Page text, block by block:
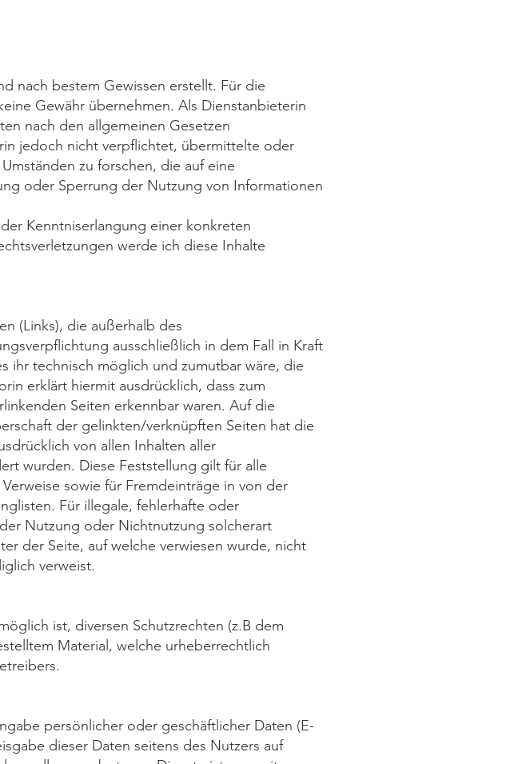
nach bestem Gewissen erstellt. Für die
Gewähr übernehmen. Als Dienstanbieterin
nach den allgemeinen Gesetzen
jedoch nicht verpflichtet, übermittelte oder
zu forschen, die auf eine
oder Sperrung der Nutzung von Informationen
Kenntniserlangung einer konkreten
werde ich diese Inhalte
(Links), die außerhalb des
ausschließlich in dem Fall in Kraft
ihr technisch möglich und zumutbar wäre, die
erklärt hiermit ausdrücklich, dass zum
Seiten erkennbar waren. Auf die
der gelinkten/verknüpften Seiten hat die
von allen Inhalten aller
wurden. Diese Feststellung gilt für alle
sowie für Fremdeinträge in von der
Für illegale, fehlerhafte oder
Nutzung oder Nichtnutzung solcherart
der Seite, auf welche verwiesen wurde, nicht
verweist.
ist, diversen Schutzrechten (z.B dem
Material, welche urheberrechtlich
persönlicher oder geschäftlicher Daten (E-
dieser Daten seitens des Nutzers auf